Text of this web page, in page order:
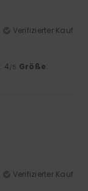
Verifizierter Kauf
: 4/5 Größe:
Verifizierter Kauf